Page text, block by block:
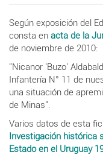
Según exposición del
consta en acta de la
de noviembre de 2010:
"Nicanor 'Buzo'
Infantería N° 11 de
una situación de
de Minas".
Varios datos de esta
Investigación histórica
Estado en el Uruguay